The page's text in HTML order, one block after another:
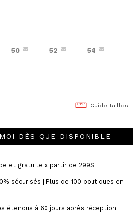
50 52 54
Guide tailles
DÈS QUE DISPONIBLE
et gratuite à partir de 299$
sécurisés | Plus de 100 boutiques en
étendus à 60 jours après réception